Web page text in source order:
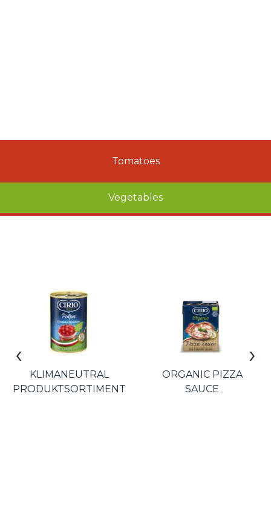
Tomatoes
Vegetables
KLIMANEUTRAL
PRODUKTSORTIMENT
ORGANIC PIZZA
SAUCE
‹ ›